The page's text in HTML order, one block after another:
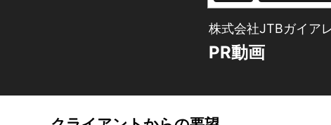
株式会社JTBガイア
PR動画